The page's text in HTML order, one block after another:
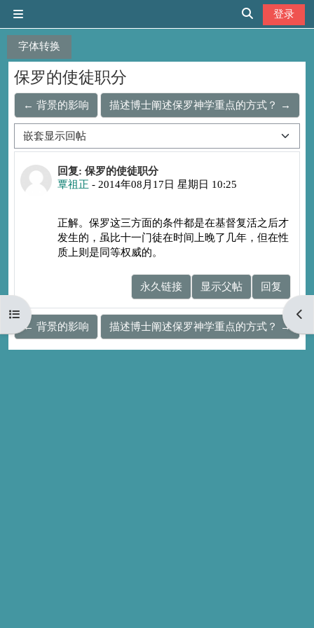
字体转换
切换搜索输入
登录
打开课程索引 打
保罗的使徒职分
← 背景的影响 描述博士阐述保罗神学重点的方式？ →
显示模式
回复: 保罗的使徒职分
覃祖正 - 2014年08月17日 星期日 10:25
回帖数：0
正解。保罗这三方面的条件都是在基督复活之后才
发生的，虽比十一门徒在时间上晚了几年，但在性
质上则是同等权威的。
永久链接 显示父帖 回复
← 背景的影响 描述博士阐述保罗神学重点的方式？ →